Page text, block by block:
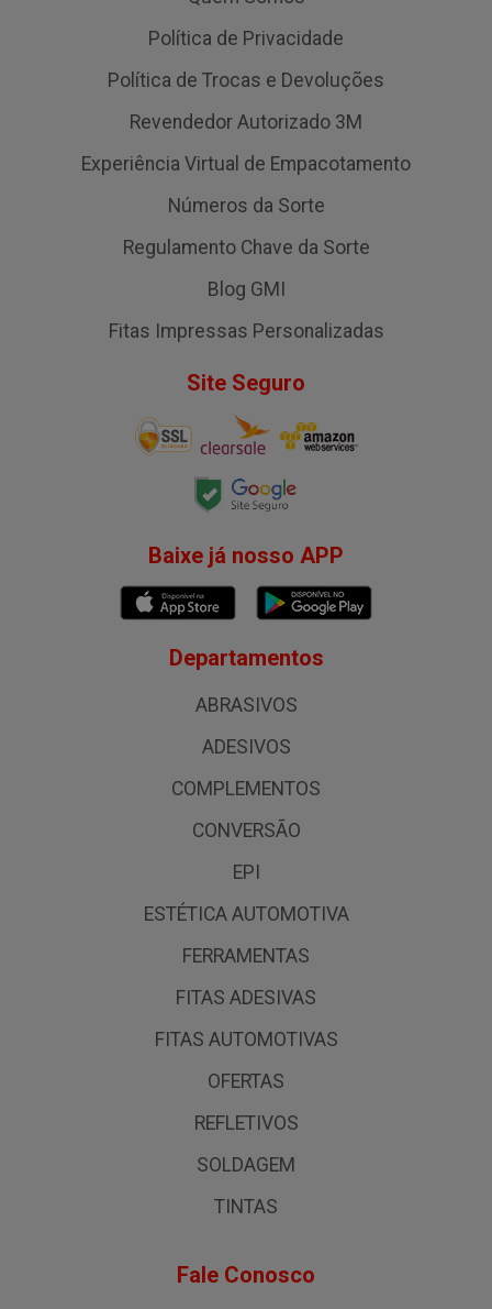
Política de Privacidade
Política de Trocas e Devoluções
Revendedor Autorizado 3M
Experiência Virtual de Empacotamento
Números da Sorte
Regulamento Chave da Sorte
Blog GMI
Fitas Impressas Personalizadas
Site Seguro
Baixe já nosso APP
Departamentos
ABRASIVOS
ADESIVOS
COMPLEMENTOS
CONVERSÃO
EPI
ESTÉTICA AUTOMOTIVA
FERRAMENTAS
FITAS ADESIVAS
FITAS AUTOMOTIVAS
OFERTAS
REFLETIVOS
SOLDAGEM
TINTAS
Fale Conosco